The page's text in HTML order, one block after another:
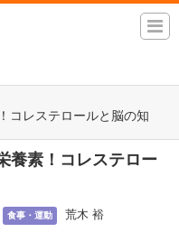
コレステロールと脳の知
養素！コレステロー
食事・運動 荒木 裕